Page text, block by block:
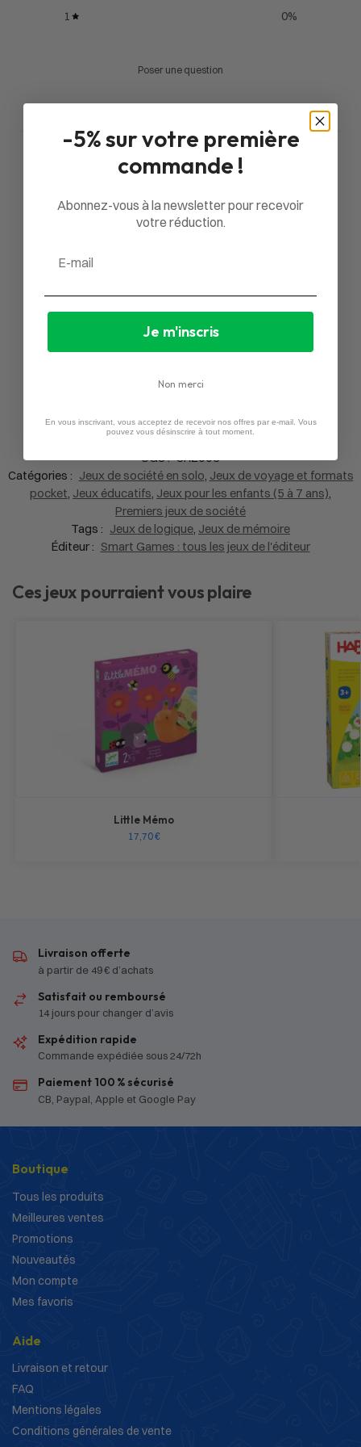
1 0%
Poser une question
Avis Questions
UGS : SR2003
Catégories : Jeux de société en solo, Jeux de voyage et formats
pocket, Jeux éducatifs, Jeux pour les enfants (5 à 7 ans),
Premiers jeux de société
Tags : Jeux de logique, Jeux de mémoire
Éditeur : Smart Games : tous les jeux de l'éditeur
Ces jeux pourraient vous plaire
Little Mémo
17,70€
Livraison offerte
à partir de 49 € d’achats
Satisfait ou remboursé
14 jours pour changer d’avis
Expédition rapide
Commande expédiée sous 24/72h
Paiement 100 % sécurisé
CB, Paypal, Apple et Google Pay
Boutique
Tous les produits
Meilleures ventes
Promotions
Nouveautés
Mon compte
Mes favoris
Aide
Livraison et retour
FAQ
Mentions légales
Conditions générales de vente
-5% sur votre première
commande !
Abonnez-vous à la newsletter pour recevoir
votre réduction.
Je m'inscris
Non merci
En vous inscrivant, vous acceptez de recevoir nos offres par e-mail. Vous
pouvez vous désinscrire à tout moment.